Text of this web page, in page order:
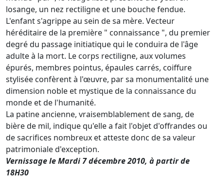
losange, un nez rectiligne et une bouche fendue.
L'enfant s'agrippe au sein de sa mère. Vecteur
héréditaire de la première " connaissance ", du premier
degré du passage initiatique qui le conduira de l'âge
adulte à la mort. Le corps rectiligne, aux volumes
épurés, membres pointus, épaules carrés, coiffure
stylisée confèrent à l'œuvre, par sa monumentalité une
dimension noble et mystique de la connaissance du
monde et de l'humanité.
La patine ancienne, vraisemblablement de sang, de
bière de mil, indique qu'elle a fait l'objet d'offrandes ou
de sacrifices nombreux et atteste donc de sa valeur
patrimoniale d'exception.
Vernissage le Mardi 7 décembre 2010, à partir de
18H30